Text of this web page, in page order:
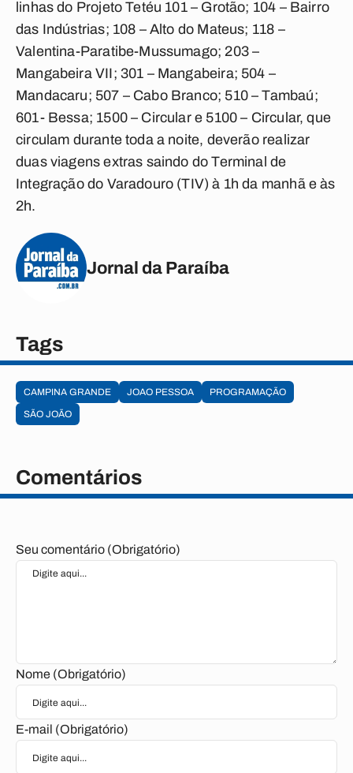
linhas do Projeto Tetéu 101 – Grotão; 104 – Bairro
das Indústrias; 108 – Alto do Mateus; 118 –
Valentina-Paratibe-Mussumago; 203 –
Mangabeira VII; 301 – Mangabeira; 504 –
Mandacaru; 507 – Cabo Branco; 510 – Tambaú;
601- Bessa; 1500 – Circular e 5100 – Circular, que
circulam durante toda a noite, deverão realizar
duas viagens extras saindo do Terminal de
Integração do Varadouro (TIV) à 1h da manhã e às
2h.
Jornal da Paraíba
Tags
CAMPINA GRANDE JOAO PESSOA
PROGRAMAÇÃO
SÃO JOÃO
Comentários
Seu comentário (Obrigatório)
Nome (Obrigatório)
E-mail (Obrigatório)